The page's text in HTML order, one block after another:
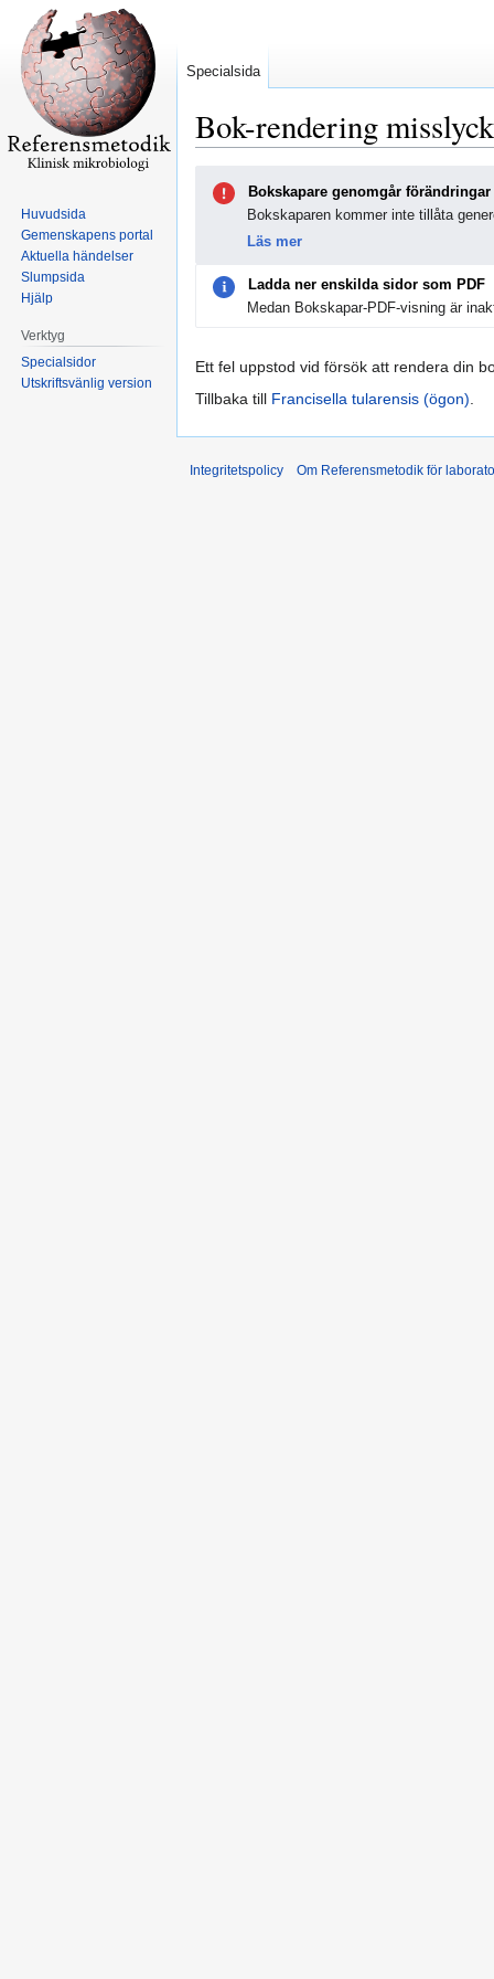
Bok-rendering
navigering
Bokskapare genomgår förändringar
Bokskaparen kommer inte tillåta
Läs mer
Ladda ner enskilda sidor som PDF
Medan Bokskapar-PDF-visning är
Ett fel uppstod vid försök att rendera din
Tillbaka till Francisella tularensis (ögon).
Specialsida
Huvudsida
Gemenskapens portal
Aktuella händelser
Slumpsida
Hjälp
Verktyg
Specialsidor
Utskriftsvänlig version
Integritetspolicy Om Referensmetodik för